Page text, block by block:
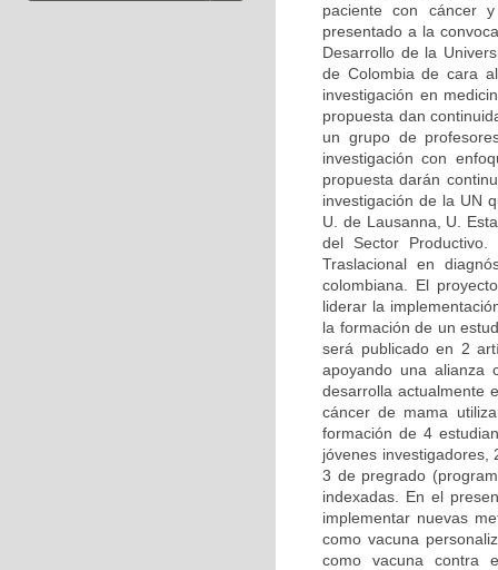
paciente con cáncer
presentado a la
Desarrollo de la
de Colombia de cara
investigación en
propuesta dan
un grupo de
investigación con
propuesta darán
investigación de la UN
U. de Lausanna, U.
del Sector
Traslacional en
colombiana. El
liderar la
la formación de un
será publicado en 2
apoyando una alianza
desarrolla actualmente
cáncer de mama
formación de 4
jóvenes investigadores,
3 de pregrado
indexadas. En el
implementar nuevas
como vacuna
como vacuna contra